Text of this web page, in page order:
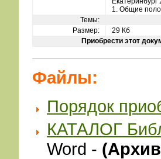
1. Общие
Темы:
Размер:
29 Кб
Приобрести этот
Файлы:
Порядок
КАТАЛОГ
Word -